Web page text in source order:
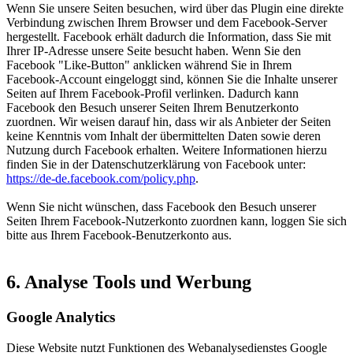
Wenn Sie unsere Seiten besuchen, wird über das Plugin eine direkte
Verbindung zwischen Ihrem Browser und dem Facebook-Server
hergestellt. Facebook erhält dadurch die Information, dass Sie mit
Ihrer IP-Adresse unsere Seite besucht haben. Wenn Sie den
Facebook "Like-Button" anklicken während Sie in Ihrem
Facebook-Account eingeloggt sind, können Sie die Inhalte unserer
Seiten auf Ihrem Facebook-Profil verlinken. Dadurch kann
Facebook den Besuch unserer Seiten Ihrem Benutzerkonto
zuordnen. Wir weisen darauf hin, dass wir als Anbieter der Seiten
keine Kenntnis vom Inhalt der übermittelten Daten sowie deren
Nutzung durch Facebook erhalten. Weitere Informationen hierzu
finden Sie in der Datenschutzerklärung von Facebook unter:
https://de-de.facebook.com/policy.php.
Wenn Sie nicht wünschen, dass Facebook den Besuch unserer
Seiten Ihrem Facebook-Nutzerkonto zuordnen kann, loggen Sie sich
bitte aus Ihrem Facebook-Benutzerkonto aus.
6. Analyse Tools und Werbung
Google Analytics
Diese Website nutzt Funktionen des Webanalysedienstes Google